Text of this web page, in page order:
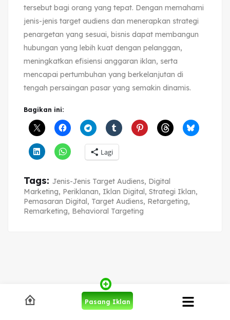
tersebut bagi orang yang tepat. Dengan memahami
jenis-jenis target audiens dan menerapkan strategi
penargetan yang sesuai, bisnis dapat membangun
hubungan yang lebih kuat dengan pelanggan,
meningkatkan efisiensi anggaran iklan, serta
mencapai pertumbuhan yang berkelanjutan di
tengah persaingan pasar yang semakin dinamis.
Bagikan ini:
Lagi
Tags: Jenis-Jenis Target Audiens, Digital
Marketing, Periklanan, Iklan Digital, Strategi Iklan,
Pemasaran Digital, Target Audiens, Retargeting,
Remarketing, Behavioral Targeting
Pasang Iklan